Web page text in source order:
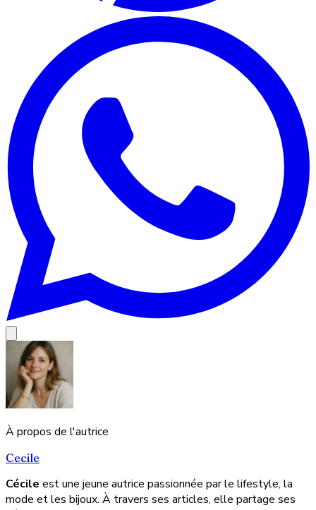
À propos de l'autrice
Cecile
Cécile est une jeune autrice passionnée par le lifestyle, la
mode et les bijoux. À travers ses articles, elle partage ses